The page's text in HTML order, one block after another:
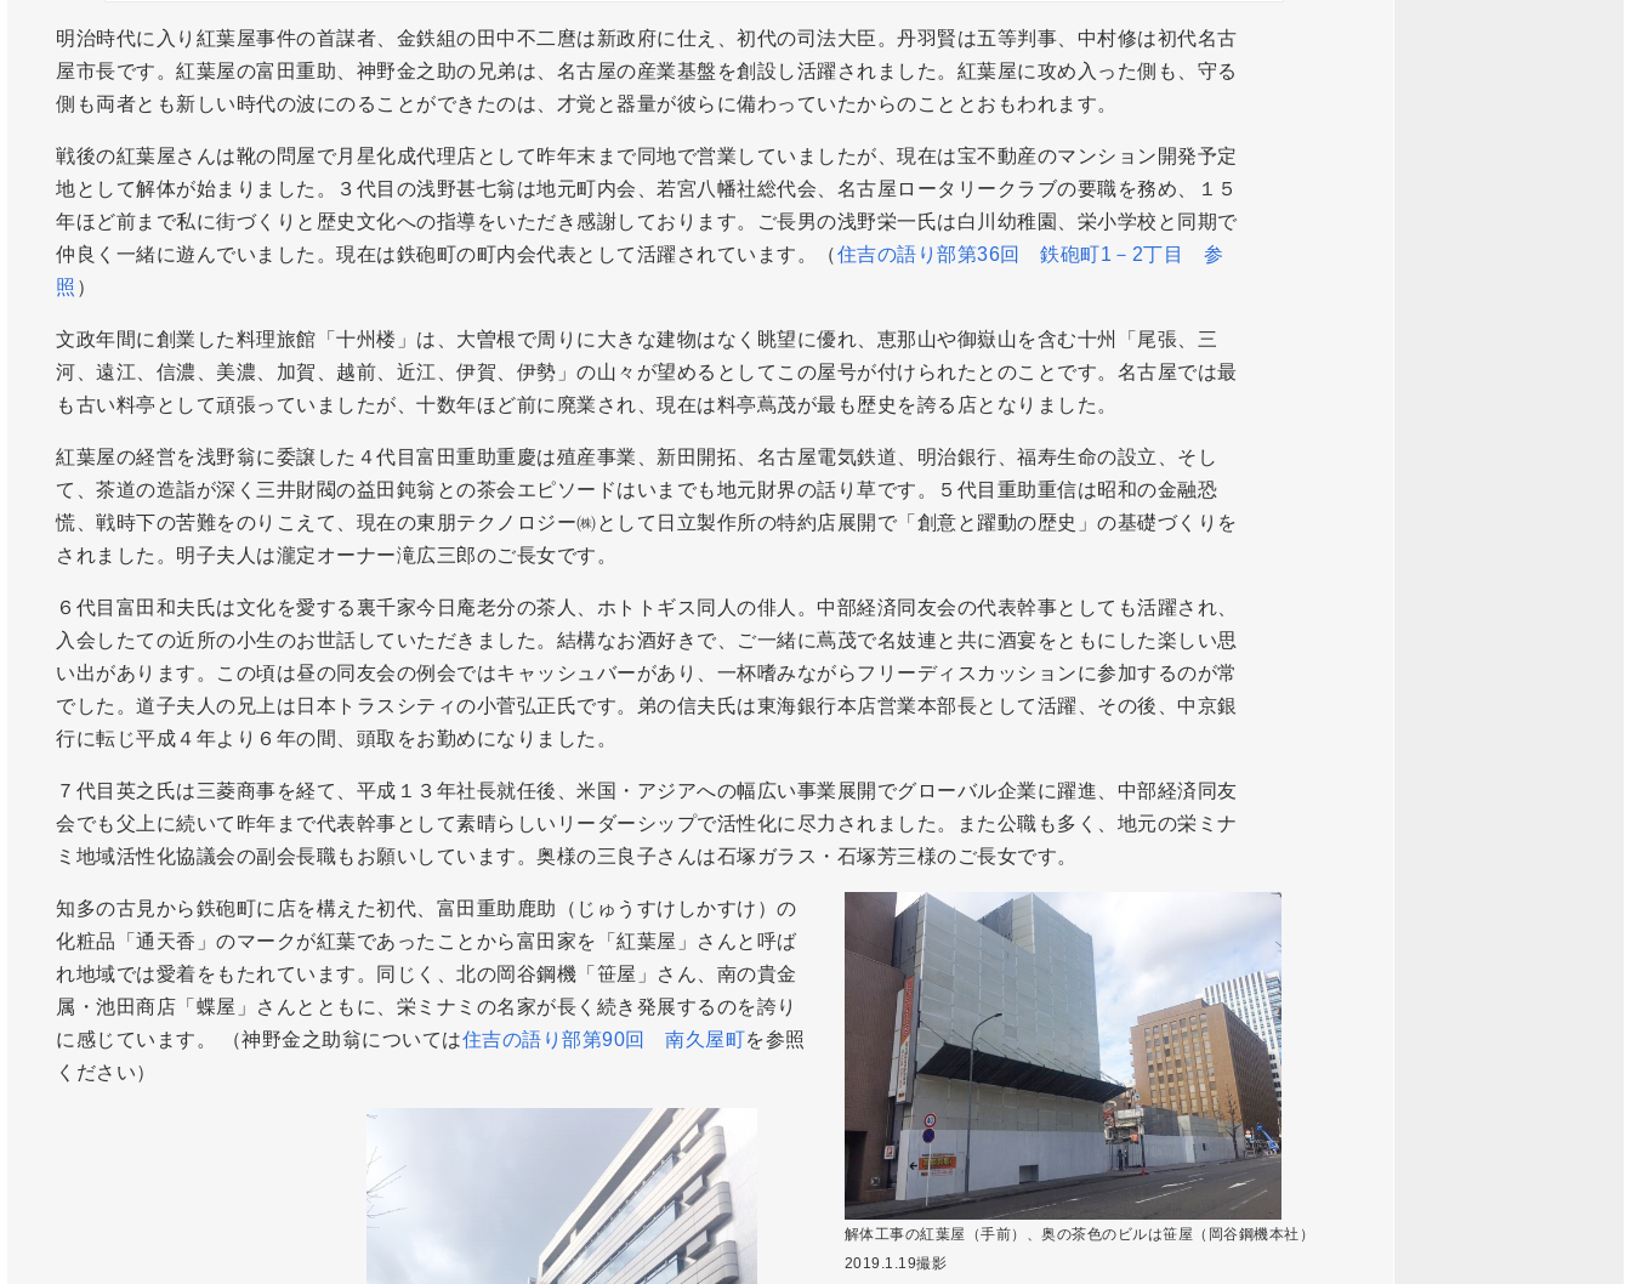
明治時代に入り紅葉屋事件の首謀者、金鉄組の田中不二麿は新政府に仕え、初代の司法大臣。丹羽賢は五等判事、中村修は初代名古
屋市長です。紅葉屋の富田重助、神野金之助の兄弟は、名古屋の産業基盤を創設し活躍されました。紅葉屋に攻め入った側も、守る
側も両者とも新しい時代の波にのることができたのは、才覚と器量が彼らに備わっていたからのこととおもわれます。
戦後の紅葉屋さんは靴の問屋で月星化成代理店として昨年末まで同地で営業していましたが、現在は宝不動産のマンション開発予定
地として解体が始まりました。３代目の浅野甚七翁は地元町内会、若宮八幡社総代会、名古屋ロータリークラブの要職を務め、１５
年ほど前まで私に街づくりと歴史文化への指導をいただき感謝しております。ご長男の浅野栄一氏は白川幼稚園、栄小学校と同期で
仲良く一緒に遊んでいました。現在は鉄砲町の町内会代表として活躍されています。（住吉の語り部第36回 鉄砲町1－2丁目 参
照 ）
文政年間に創業した料理旅館「十州楼」は、大曽根で周りに大きな建物はなく眺望に優れ、恵那山や御嶽山を含む十州「尾張、三
河、遠江、信濃、美濃、加賀、越前、近江、伊賀、伊勢」の山々が望めるとしてこの屋号が付けられたとのことです。名古屋では最
も古い料亭として頑張っていましたが、十数年ほど前に廃業され、現在は料亭蔦茂が最も歴史を誇る店となりました。
紅葉屋の経営を浅野翁に委譲した４代目富田重助重慶は殖産事業、新田開拓、名古屋電気鉄道、明治銀行、福寿生命の設立、そし
て、茶道の造詣が深く三井財閥の益田鈍翁との茶会エピソードはいまでも地元財界の話り草です。５代目重助重信は昭和の金融恐
慌、戦時下の苦難をのりこえて、現在の東朋テクノロジー㈱として日立製作所の特約店展開で「創意と躍動の歴史」の基礎づくりを
されました。明子夫人は瀧定オーナー滝広三郎のご長女です。
６代目富田和夫氏は文化を愛する裏千家今日庵老分の茶人、ホトトギス同人の俳人。中部経済同友会の代表幹事としても活躍され、
入会したての近所の小生のお世話していただきました。結構なお酒好きで、ご一緒に蔦茂で名妓連と共に酒宴をともにした楽しい思
い出があります。この頃は昼の同友会の例会ではキャッシュバーがあり、一杯嗜みながらフリーディスカッションに参加するのが常
でした。道子夫人の兄上は日本トラスシティの小菅弘正氏です。弟の信夫氏は東海銀行本店営業本部長として活躍、その後、中京銀
行に転じ平成４年より６年の間、頭取をお勤めになりました。
７代目英之氏は三菱商事を経て、平成１３年社長就任後、米国・アジアへの幅広い事業展開でグローバル企業に躍進、中部経済同友
会でも父上に続いて昨年まで代表幹事として素晴らしいリーダーシップで活性化に尽力されました。また公職も多く、地元の栄ミナ
ミ地域活性化協議会の副会長職もお願いしています。奥様の三良子さんは石塚ガラス・石塚芳三様のご長女です。
解体工事の紅葉屋（手前）、奥の茶色のビルは笹屋（岡谷鋼機本社）
2019.1.19撮影
知多の古見から鉄砲町に店を構えた初代、富田重助鹿助（じゅうすけしかすけ）の
化粧品「通天香」のマークが紅葉であったことから富田家を「紅葉屋」さんと呼ば
れ地域では愛着をもたれています。同じく、北の岡谷鋼機「笹屋」さん、南の貴金
属・池田商店「蝶屋」さんとともに、栄ミナミの名家が長く続き発展するのを誇り
に感じています。 （神野金之助翁については住吉の語り部第90回 南久屋町を参照
ください）